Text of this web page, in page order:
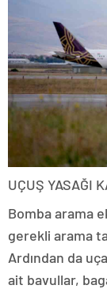
UÇUŞ YASAĞI
Bomba arama
gerekli arama
Ardından da
ait bavullar,